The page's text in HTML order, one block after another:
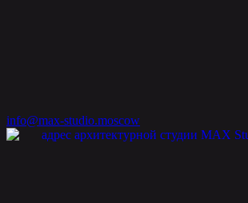
info@max-studio.moscow